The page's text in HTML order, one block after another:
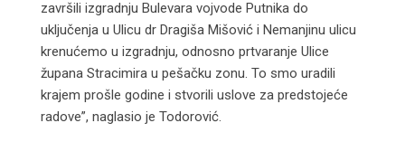
završili izgradnju Bulevara vojvode Putnika do
uključenja u Ulicu dr Dragiša Mišović i Nemanjinu ulicu
krenućemo u izgradnju, odnosno prtvaranje Ulice
župana Stracimira u pešačku zonu. To smo uradili
krajem prošle godine i stvorili uslove za predstojeće
radove”, naglasio je Todorović.